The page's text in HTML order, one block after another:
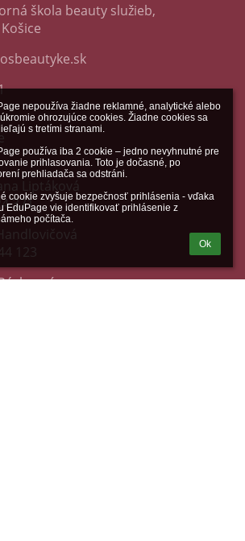
nepoužíva žiadne reklamné, analytické alebo
ohrozujúce cookies. Žiadne cookies sa
s tretími stranami.
používa iba 2 cookie – jedno nevyhnutné pre
prihlasovania. Toto je dočasné, po
prehliadača sa odstráni.
cookie zvyšuje bezpečnosť prihlásenia - vďaka
EduPage vie identifikovať prihlásenie z
počítača.
Ok
škola beauty služieb,
Liptáková
371
123